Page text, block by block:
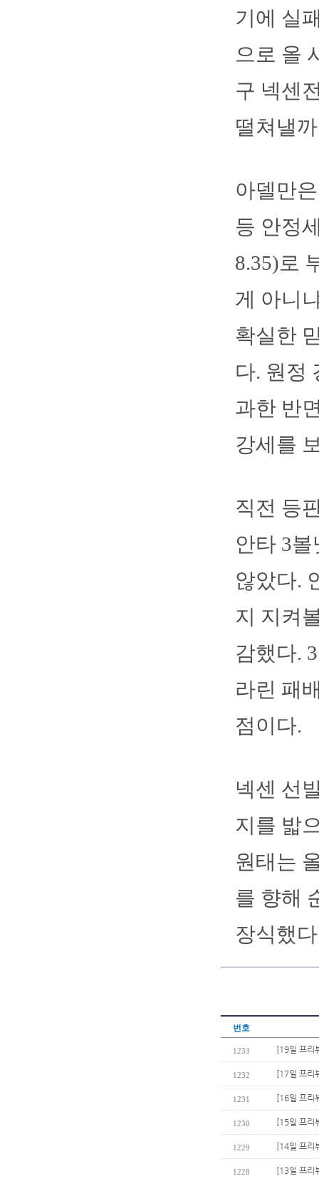
기에 실
으로 올
구 넥센
떨쳐낼
아델만
등 안정
8.35)로
게 아니
확실한
다. 원정
과한 반
강세를
직전 등
안타 3
않았다.
지 지켜
감했다.
라린 패
점이다.
넥센 선
지를 밟
원태는
를 향해
장식했
번호
1233 [19일 프리
1232 [17일 프리
1231 [16일 프리
1230 [15일 프리
1229 [14일 프리
1228 [13일 프리